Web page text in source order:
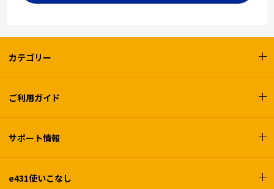
カテゴリー
ご利用ガイド
サポート情報
e431使いこなし